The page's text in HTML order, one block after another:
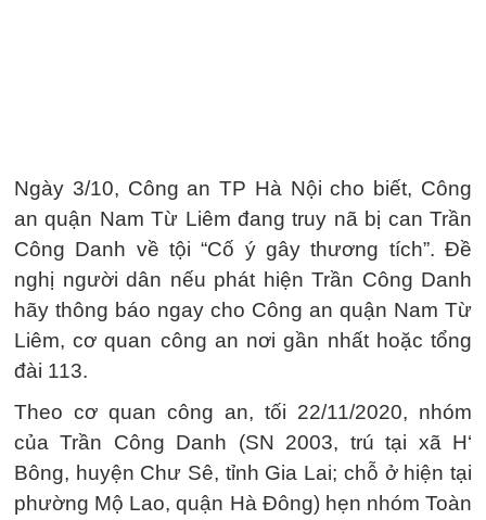
Ngày 3/10, Công an TP Hà Nội cho biết, Công
an quận Nam Từ Liêm đang truy nã bị can Trần
Công Danh về tội “Cố ý gây thương tích”. Đề
nghị người dân nếu phát hiện Trần Công Danh
hãy thông báo ngay cho Công an quận Nam Từ
Liêm, cơ quan công an nơi gần nhất hoặc tổng
đài 113.
Theo cơ quan công an, tối 22/11/2020, nhóm
của Trần Công Danh (SN 2003, trú tại xã H‘
Bông, huyện Chư Sê, tỉnh Gia Lai; chỗ ở hiện tại
phường Mộ Lao, quận Hà Đông) hẹn nhóm Toàn